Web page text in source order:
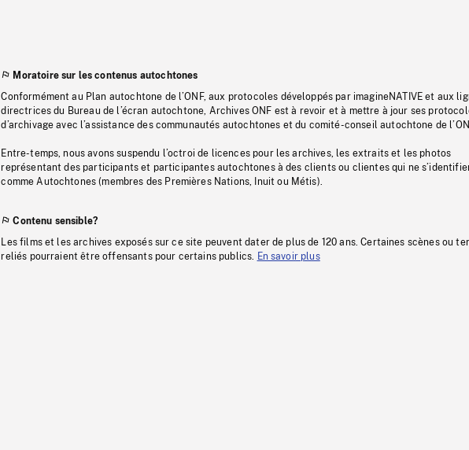
Moratoire sur les contenus autochtones
Conformément au Plan autochtone de l’ONF, aux protocoles développés par imagineNATIVE et aux
directrices du Bureau de l’écran autochtone, Archives ONF est à revoir et à mettre à jour ses
d’archivage avec l’assistance des communautés autochtones et du comité-conseil autochtone de
Entre-temps, nous avons suspendu l’octroi de licences pour les archives, les extraits et les photos
représentant des participants et participantes autochtones à des clients ou clientes qui ne
comme Autochtones (membres des Premières Nations, Inuit ou Métis).
Contenu sensible?
Les films et les archives exposés sur ce site peuvent dater de plus de 120 ans. Certaines scènes ou
reliés pourraient être offensants pour certains publics.
En savoir plus